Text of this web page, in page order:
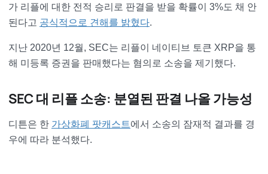
가 리플에 대한 전적 승리로 판결을 받을 확률이 3%도 채 안
된다고 공식적으로 견해를 밝혔다.
지난 2020년 12월, SEC는 리플이 네이티브 토큰 XRP을 통
해 미등록 증권을 판매했다는 혐의로 소송을 제기했다.
SEC 대 리플 소송: 분열된 판결 나올 가능성
디튼은 한 가상화폐 팟캐스트에서 소송의 잠재적 결과를 경
우에 따라 분석했다.